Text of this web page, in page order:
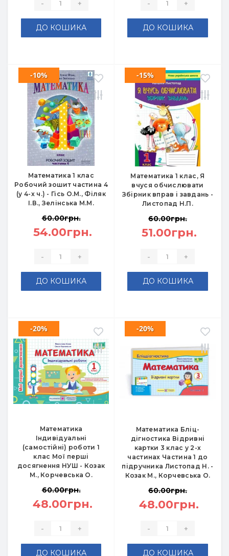
- +
ДО КОШИКА
- +
ДО КОШИКА
Математика 1 клас
Робочий зошит частина 4
(у 4-х ч.) - Гісь О.М., Філяк
І.В., Зелінська М.М.
-10%
60.00грн.
54.00грн.
- +
ДО КОШИКА
Математика 1 клас, Я
вчуся обчислювати
Збірник вправ і завдань -
Листопад Н.П.
-15%
60.00грн.
51.00грн.
- +
ДО КОШИКА
Математика
Індивідуальні
(самостійні) роботи 1
клас Мої перші
досягнення НУШ - Козак
М., Корчевська О.
-20%
60.00грн.
48.00грн.
- +
ДО КОШИКА
Математика Бліц-
дігностика Відривні
картки 3 клас у 2-х
частинах Частина 1 до
підручника Листопад Н. -
Козак М., Корчевська О.
-20%
60.00грн.
48.00грн.
- +
ДО КОШИКА